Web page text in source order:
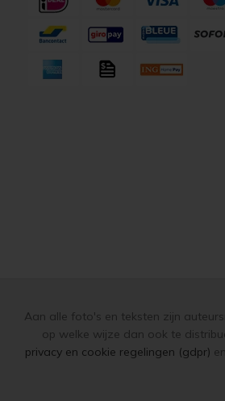
Aan alle foto's en teksten zijn
op welke wijze dan ook te
privacy en cookie regelingen (gdpr)